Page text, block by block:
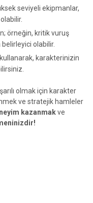
seviyeli ekipmanlar,
örneğin, kritik vuruş
belirleyici olabilir.
karakterinizin
olmak için karakter
ve stratejik hamleler
kazanmakve